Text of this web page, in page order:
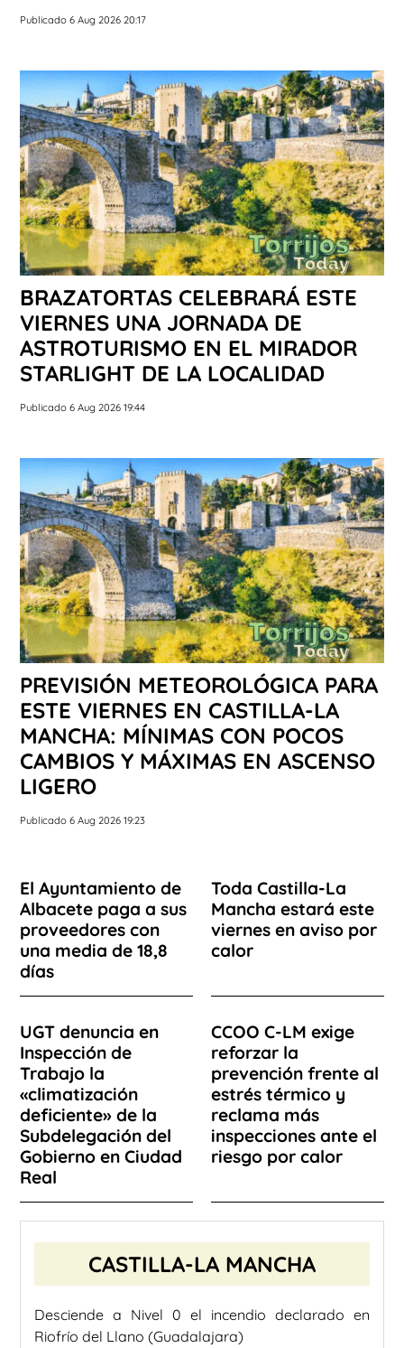
Publicado 6 Aug 2026 20:17
BRAZATORTAS CELEBRARÁ ESTE
VIERNES UNA JORNADA DE
ASTROTURISMO EN EL MIRADOR
STARLIGHT DE LA LOCALIDAD
Publicado 6 Aug 2026 19:44
PREVISIÓN METEOROLÓGICA PARA
ESTE VIERNES EN CASTILLA-LA
MANCHA: MÍNIMAS CON POCOS
CAMBIOS Y MÁXIMAS EN ASCENSO
LIGERO
Publicado 6 Aug 2026 19:23
El Ayuntamiento de
Albacete paga a sus
proveedores con
una media de 18,8
días
Toda Castilla-La
Mancha estará este
viernes en aviso por
calor
UGT denuncia en
Inspección de
Trabajo la
«climatización
deficiente» de la
Subdelegación del
Gobierno en Ciudad
Real
CCOO C-LM exige
reforzar la
prevención frente al
estrés térmico y
reclama más
inspecciones ante el
riesgo por calor
CASTILLA-LA MANCHA
Desciende a Nivel 0 el incendio declarado en
Riofrío del Llano (Guadalajara)